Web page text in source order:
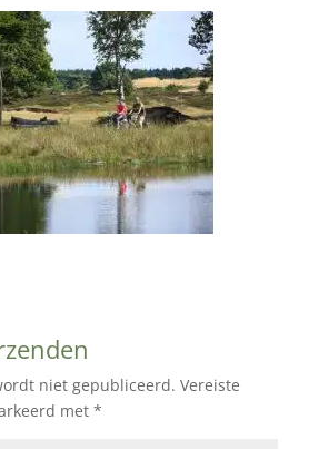
niet gepubliceerd. Vereiste
met *